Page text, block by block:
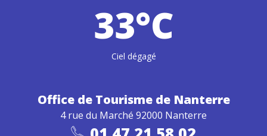
33°C
Ciel dégagé
Office de Tourisme de Nanterre
4 rue du Marché 92000 Nanterre